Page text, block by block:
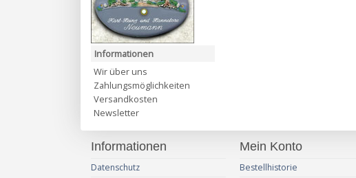
Informationen
Wir über uns
Zahlungsmöglichkeiten
Versandkosten
Newsletter
Informationen
Datenschutz
Mein Konto
Bestellhistorie